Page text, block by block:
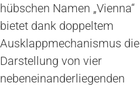
hübschen Namen „Vienna“
bietet dank doppeltem
Ausklappmechanismus die
Darstellung von vier
nebeneinanderliegenden